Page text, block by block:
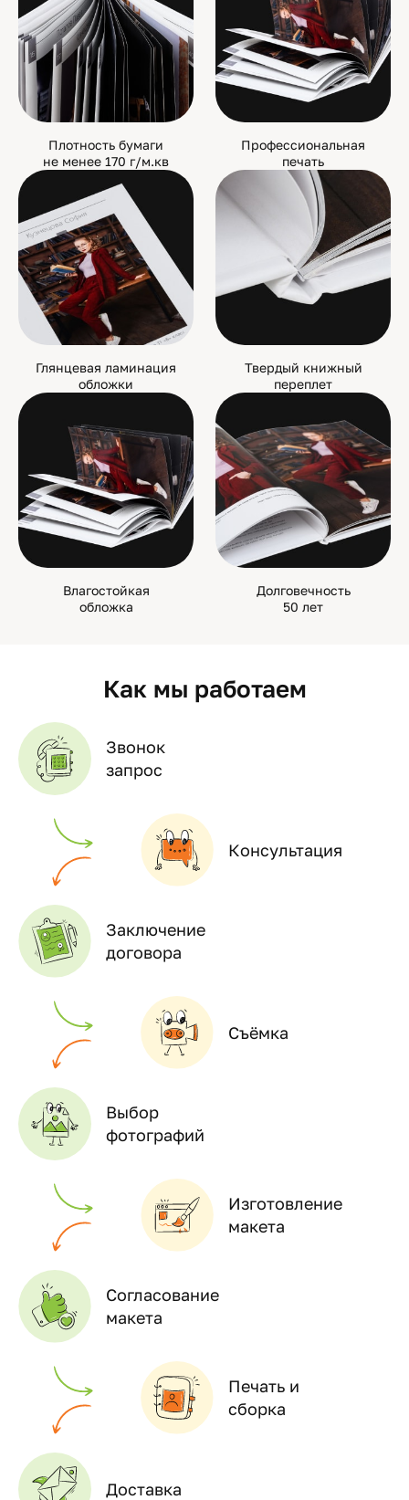
Плотность бумаги
не менее 170 г/м.кв
Профессиональная
печать
Глянцевая ламинация
обложки
Твердый книжный
переплет
Влагостойкая
обложка
Долговечность
50 лет
Как мы работаем
Звонок
запрос
Консультация
Заключение
договора
Съёмка
Выбор
фотографий
Изготовление
макета
Согласование
макета
Печать и
сборка
Доставка